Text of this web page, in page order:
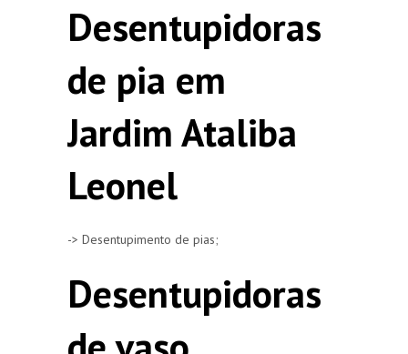
Desentupidoras
de pia em
Jardim Ataliba
Leonel
-> Desentupimento de pias;
Desentupidoras